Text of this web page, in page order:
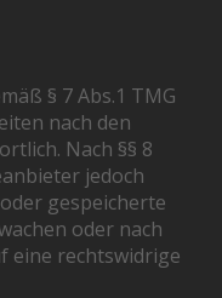
§ 7 Abs.1 TMG
nach den
Nach §§ 8
jedoch
gespeicherte
oder nach
eine rechtswidrige